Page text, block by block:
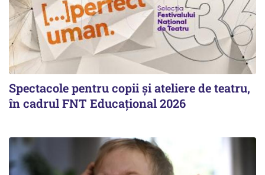
Spectacole pentru copii și ateliere de teatru,
în cadrul FNT Educațional 2026